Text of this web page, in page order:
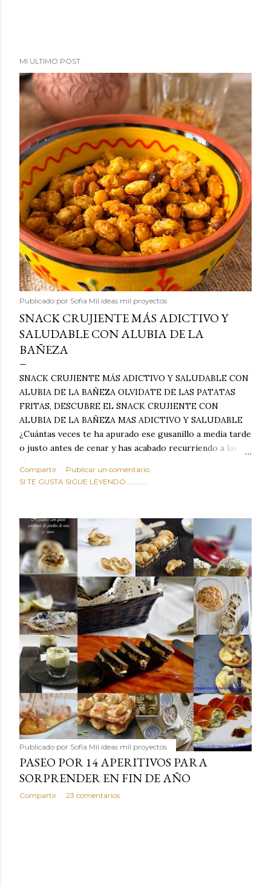
MI ULTIMO POST
Publicado por Sofía Mil ideas mil proyectos
SNACK CRUJIENTE MÁS ADICTIVO Y
SALUDABLE CON ALUBIA DE LA
BAÑEZA
SNACK CRUJIENTE MÁS ADICTIVO Y SALUDABLE CON
ALUBIA DE LA BAÑEZA OLVIDATE DE LAS PATATAS
FRITAS, DESCUBRE EL SNACK CRUJIENTE CON
ALUBIA DE LA BAÑEZA MAS ADICTIVO Y SALUDABLE
¿Cuántas veces te ha apurado ese gusanillo a media tarde
o justo antes de cenar y has acabado recurriendo a las
típicas patatas de bolsa, frutos secos fritos o snacks
ultraprocesados llenos de grasas saturadas y sodio?
sabroso, con ese toque tostado y crujiente que tanto nos
satisface. Estas alubias crujientes al horno van a cambiar
por completo tu forma de ver las legumbres. Olvídate de
asociar las alubias únicamente a los guisos tradicionales y
copiosos de invierno. Con esta receta simple pero
revolucionaria, transformaremos un ingrediente tan
humilde como la alubia de La Bañeza en un snack ligero,
dorado, cargado de proteína y 100% natural. Es el
sustituto perfecto a los frutos se...
Compartir
Publicar un comentario
SI TE GUSTA SIGUE LEYENDO............
Publicado por Sofía Mil ideas mil proyectos
PASEO POR 14 APERITIVOS PARA
SORPRENDER EN FIN DE AÑO
Compartir 23 comentarios